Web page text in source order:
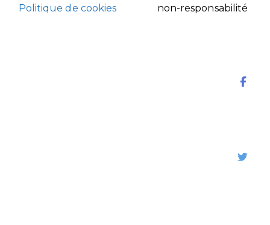
Politique de cookies
non-responsabilité